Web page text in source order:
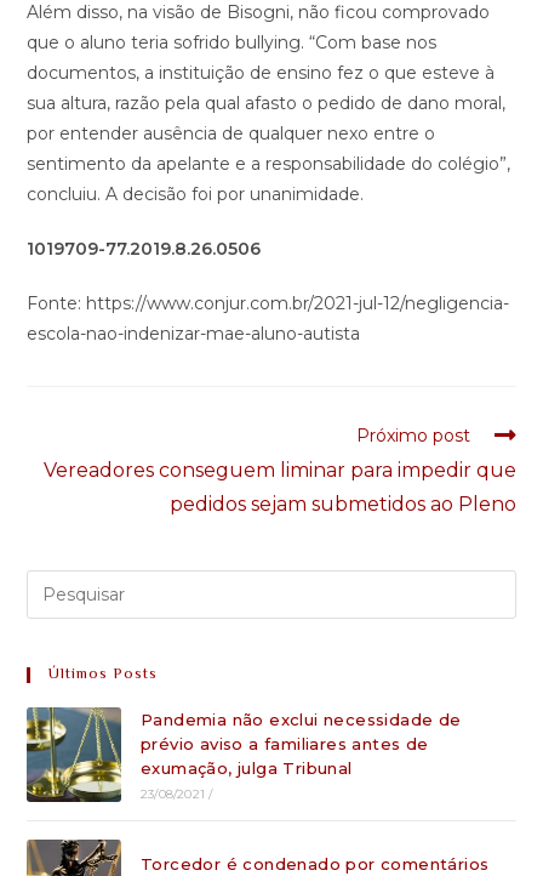
Além disso, na visão de Bisogni, não ficou comprovado
que o aluno teria sofrido bullying. “Com base nos
documentos, a instituição de ensino fez o que esteve à
sua altura, razão pela qual afasto o pedido de dano moral,
por entender ausência de qualquer nexo entre o
sentimento da apelante e a responsabilidade do colégio”,
concluiu. A decisão foi por unanimidade.
1019709-77.2019.8.26.0506
Fonte: https://www.conjur.com.br/2021-jul-12/negligencia-
escola-nao-indenizar-mae-aluno-autista
Próximo post
Vereadores conseguem liminar para impedir que
pedidos sejam submetidos ao Pleno
Últimos Posts
Pandemia não exclui necessidade de
prévio aviso a familiares antes de
exumação, julga Tribunal
23/08/2021 /
Torcedor é condenado por comentários